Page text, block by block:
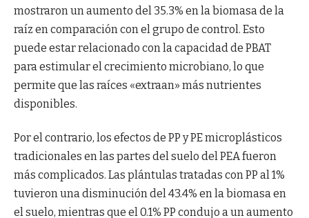
mostraron un aumento del 35.3% en la biomasa de la
raíz en comparación con el grupo de control. Esto
puede estar relacionado con la capacidad de PBAT
para estimular el crecimiento microbiano, lo que
permite que las raíces «extraan» más nutrientes
disponibles.
Por el contrario, los efectos de PP y PE microplásticos
tradicionales en las partes del suelo del PEA fueron
más complicados. Las plántulas tratadas con PP al 1%
tuvieron una disminución del 43.4% en la biomasa en
el suelo, mientras que el 0.1% PP condujo a un aumento